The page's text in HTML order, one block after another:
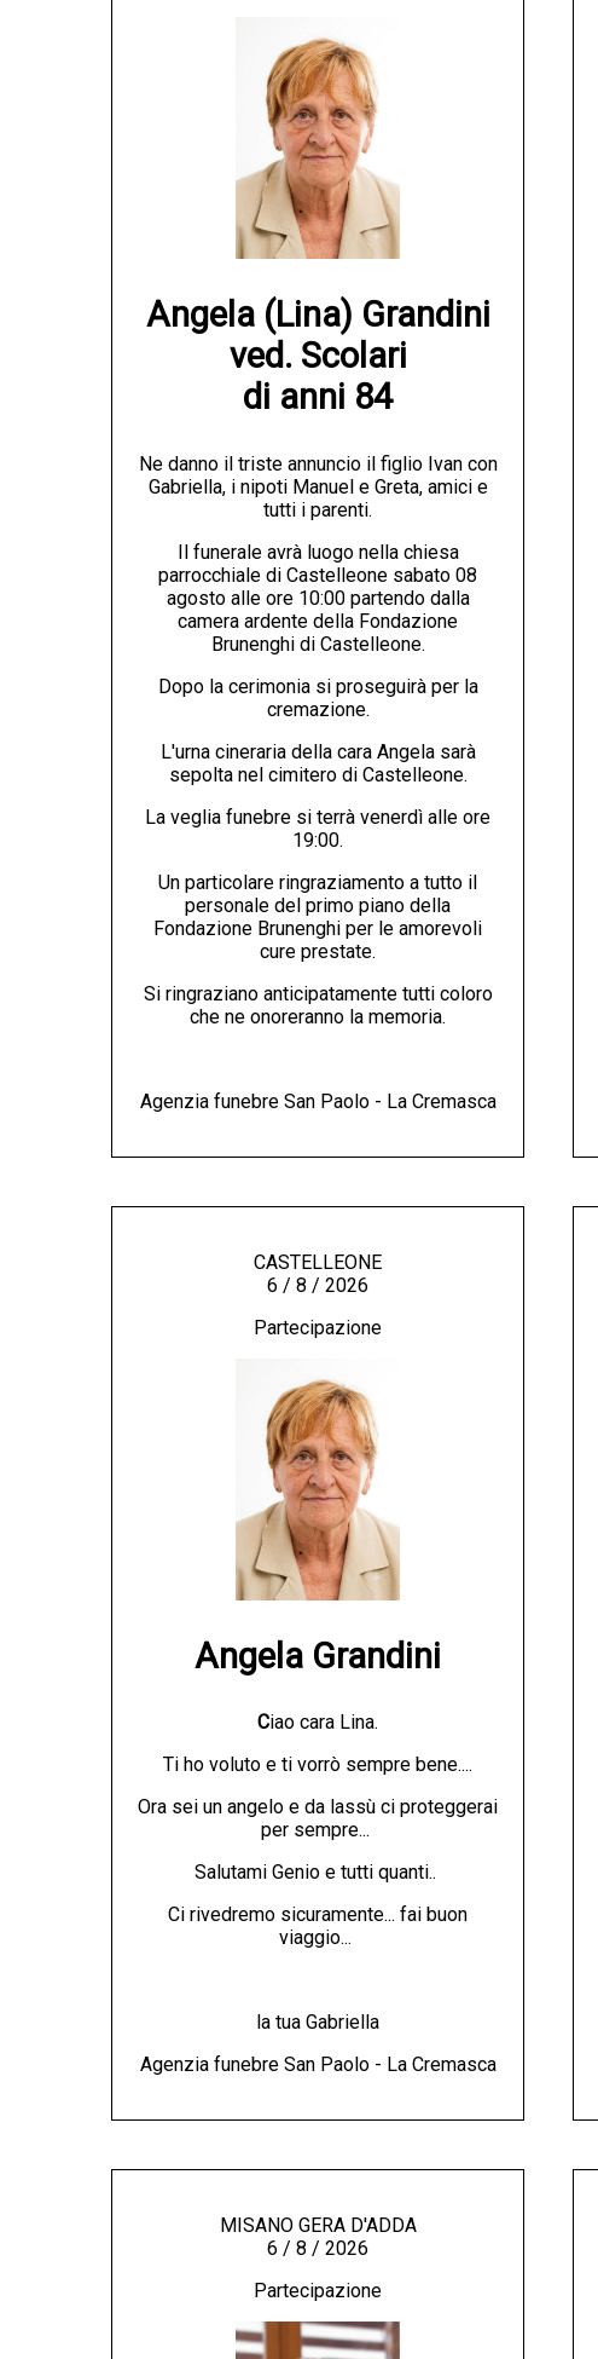
Angela (Lina) Grandini
ved. Scolari
di anni 84
Ne danno il triste annuncio il figlio Ivan con
Gabriella, i nipoti Manuel e Greta, amici e
tutti i parenti.
Il funerale avrà luogo nella chiesa
parrocchiale di Castelleone sabato 08
agosto alle ore 10:00 partendo dalla
camera ardente della Fondazione
Brunenghi di Castelleone.
Dopo la cerimonia si proseguirà per la
cremazione.
L'urna cineraria della cara Angela sarà
sepolta nel cimitero di Castelleone.
La veglia funebre si terrà venerdì alle ore
19:00.
Un particolare ringraziamento a tutto il
personale del primo piano della
Fondazione Brunenghi per le amorevoli
cure prestate.
Si ringraziano anticipatamente tutti coloro
che ne onoreranno la memoria.
Agenzia funebre San Paolo - La Cremasca
CASTELLEONE
6 / 8 / 2026
Partecipazione
Angela Grandini
Ciao cara Lina.
Ti ho voluto e ti vorrò sempre bene....
Ora sei un angelo e da lassù ci proteggerai
per sempre...
Salutami Genio e tutti quanti..
Ci rivedremo sicuramente... fai buon
viaggio...
la tua Gabriella
Agenzia funebre San Paolo - La Cremasca
MISANO GERA D'ADDA
6 / 8 / 2026
Partecipazione